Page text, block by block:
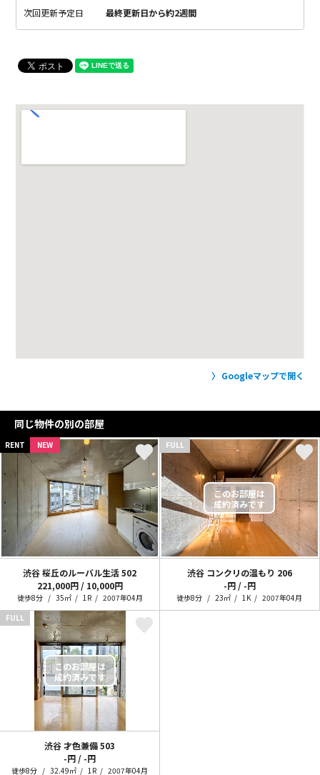
次回更新予定日 最終更新日から約2週間
Googleマップで開く
同じ物件の別の部屋
RENT NEW
渋谷 桜丘のルーバル生活502
221,000円 / 10,000円
徒歩8分 35㎡ 1R 2007年04月
FULL
渋谷 コンクリの温もり 206
-円 / -円
徒歩8分 23㎡ 1K
2007年04月
FULL
渋谷 才色兼備503
-円 / -円
徒歩8分 32.49㎡ 1R 2007年04月